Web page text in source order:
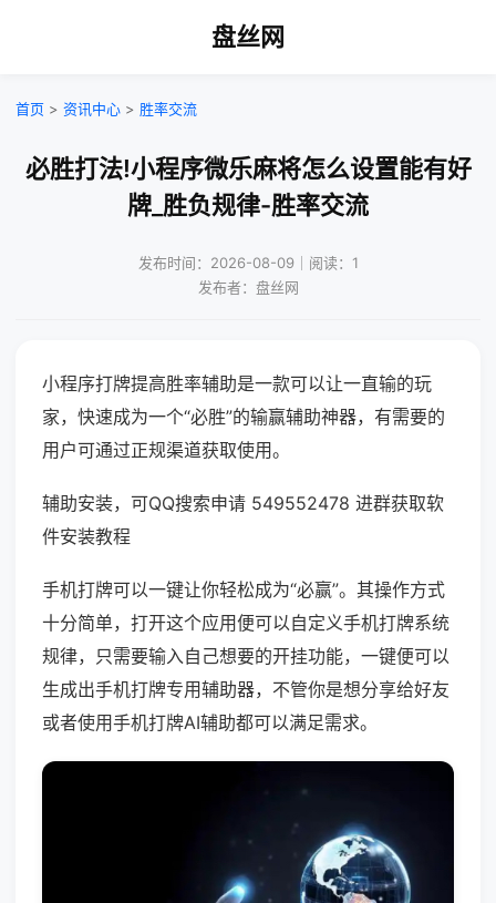
盘丝网
首页 > 资讯中心 > 胜率交流
必胜打法!小程序微乐麻将怎么设置能有好
牌_胜负规律-胜率交流
发布时间：2026-08-09｜阅读：1
发布者：盘丝网
小程序打牌提高胜率辅助是一款可以让一直输的玩
家，快速成为一个“必胜”的输赢辅助神器，有需要的
用户可通过正规渠道获取使用。
辅助安装，可QQ搜索申请 549552478 进群获取软
件安装教程
手机打牌可以一键让你轻松成为“必赢”。其操作方式
十分简单，打开这个应用便可以自定义手机打牌系统
规律，只需要输入自己想要的开挂功能，一键便可以
生成出手机打牌专用辅助器，不管你是想分享给好友
或者使用手机打牌AI辅助都可以满足需求。